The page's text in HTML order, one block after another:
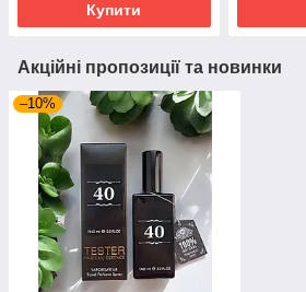
Купити
Акційні пропозиції та новинки
–10%